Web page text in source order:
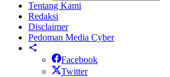
Tentang Kami
Redaksi
Disclaimer
Pedoman Media Cyber
Facebook
Twitter